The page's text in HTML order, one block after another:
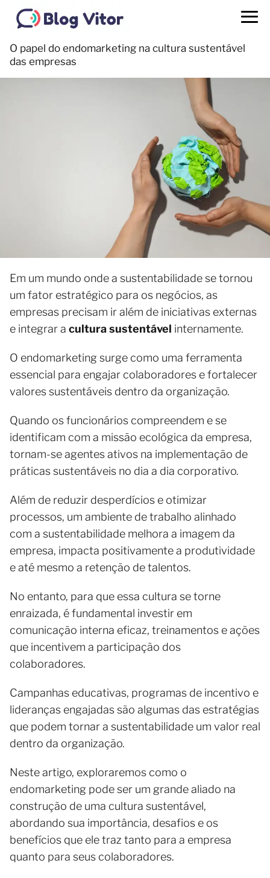
O papel do endomarketing na cultura sustentável
das empresas
Em um mundo onde a sustentabilidade se tornou
um fator estratégico para os negócios, as
empresas precisam ir além de iniciativas externas
e integrar a cultura sustentável internamente.
O endomarketing surge como uma ferramenta
essencial para engajar colaboradores e fortalecer
valores sustentáveis dentro da organização.
Quando os funcionários compreendem e se
identificam com a missão ecológica da empresa,
tornam-se agentes ativos na implementação de
práticas sustentáveis no dia a dia corporativo.
Além de reduzir desperdícios e otimizar
processos, um ambiente de trabalho alinhado
com a sustentabilidade melhora a imagem da
empresa, impacta positivamente a produtividade
e até mesmo a retenção de talentos.
No entanto, para que essa cultura se torne
enraizada, é fundamental investir em
comunicação interna eficaz, treinamentos e ações
que incentivem a participação dos
colaboradores.
Campanhas educativas, programas de incentivo e
lideranças engajadas são algumas das estratégias
que podem tornar a sustentabilidade um valor real
dentro da organização.
Neste artigo, exploraremos como o
endomarketing pode ser um grande aliado na
construção de uma cultura sustentável,
abordando sua importância, desafios e os
benefícios que ele traz tanto para a empresa
quanto para seus colaboradores.